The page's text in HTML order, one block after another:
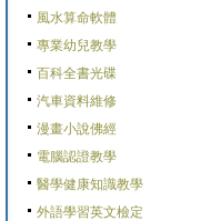
風水算命軟體
專業幼兒教學
百科全書光碟
汽車資料維修
漫畫小說佛經
電腦認證教學
醫學健康知識教學
外語學習英文檢定